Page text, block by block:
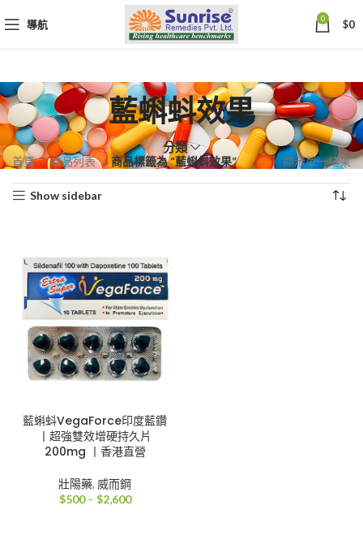
導航 0 $0
藍蝌蚪效果
分類
首頁 商品列表 商品標籤為 “藍蝌蚪效果” 顯示單一結果
Show sidebar
藍蝌蚪VegaForce印度藍鑽
丨超強雙效增硬持久片
200mg 丨香港直營
壯陽藥, 威而鋼
$500 – $2,600價